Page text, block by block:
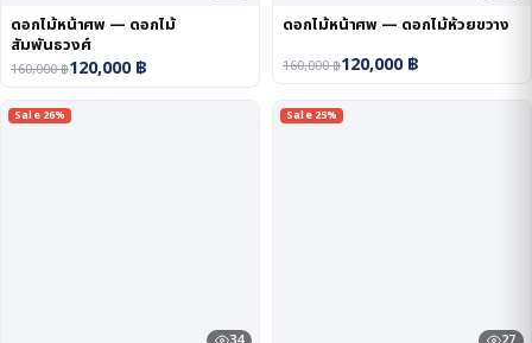
ดอกไม้หน้าศพ — ดอกไม้
สัมพันธวงศ์
160,000฿120,000฿
ดอกไม้หน้าศพ — ดอกไม้ห้วยขวาง
160,000฿120,000฿
Sale 26% Sale 25%